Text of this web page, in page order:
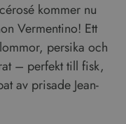
kommer nu
Vermentino! Ett
persika och
– perfekt till fisk,
av prisade Jean-